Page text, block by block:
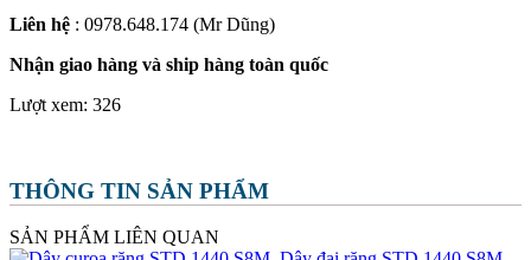
Liên hệ : 0978.648.174 (Mr Dũng)
Nhận giao hàng và ship hàng toàn quốc
Lượt xem: 326
THÔNG TIN SẢN PHẨM
SẢN PHẨM LIÊN QUAN